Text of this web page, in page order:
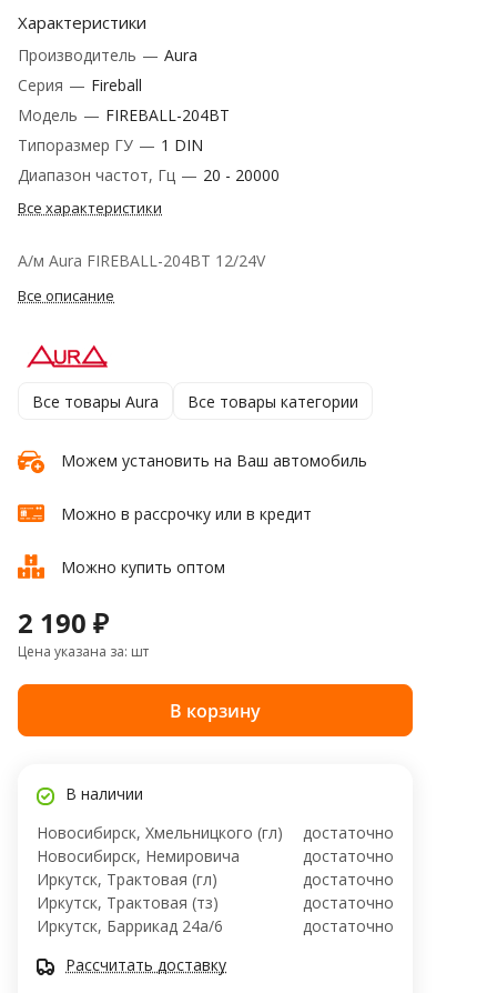
Характеристики
Производитель — Aura
Серия — Fireball
Модель — FIREBALL-204BT
Типоразмер ГУ — 1 DIN
Диапазон частот, Гц — 20 - 20000
Все характеристики
А/м Aura FIREBALL-204BT 12/24V
Все описание
Все товары Aura Все товары категории
Можем установить на Ваш автомобиль
Можно в рассрочку или в кредит
Можно купить оптом
2 190 ₽
Цена указана за: шт
В корзину
В наличии
Новосибирск, Хмельницкого (гл)
достаточно
Новосибирск, ​Немировича
достаточно
Иркутск, Трактовая (гл)
достаточно
Иркутск, Трактовая (тз)
достаточно
Иркутск, ​Баррикад 24а/6
достаточно
Рассчитать доставку